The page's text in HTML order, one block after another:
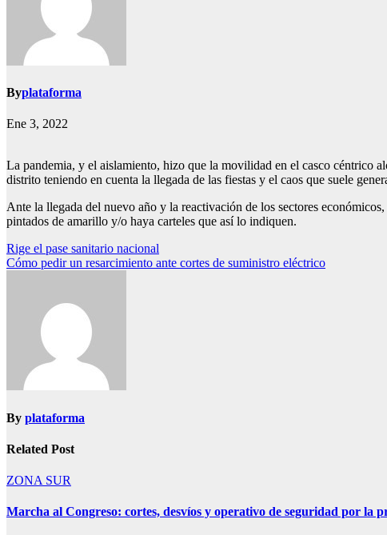
Byplataforma
Ene 3, 2022
La pandemia, y el aislamiento, hizo que la movilidad en el casco céntrico
distrito teniendo en cuenta la llegada de las fiestas y el caos que suele
Ante la llegada del nuevo año y la reactivación de los sectores
pintados de amarillo y/o haya carteles que así lo indiquen.
Navegación
de
Rige el pase sanitario nacional
Cómo pedir un resarcimiento ante cortes de suministro eléctrico
By plataforma
Related Post
ZONA SUR
Marcha al Congreso: cortes, desvíos y operativo de seguridad por la